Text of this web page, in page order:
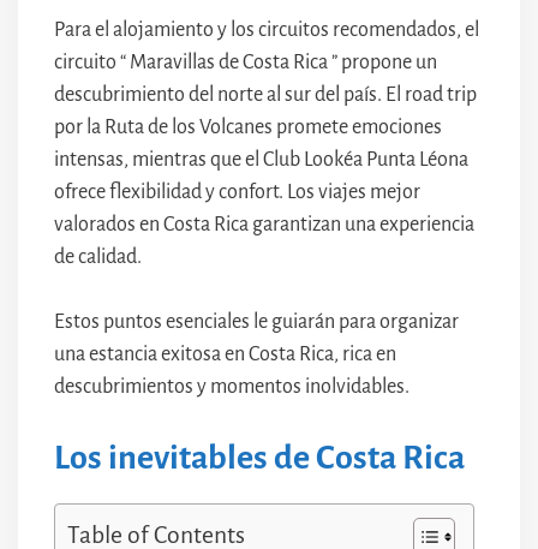
Para el alojamiento y los circuitos recomendados, el
circuito “ Maravillas de Costa Rica ” propone un
descubrimiento del norte al sur del país. El road trip
por la Ruta de los Volcanes promete emociones
intensas, mientras que el Club Lookéa Punta Léona
ofrece flexibilidad y confort. Los viajes mejor
valorados en Costa Rica garantizan una experiencia
de calidad.
Estos puntos esenciales le guiarán para organizar
una estancia exitosa en Costa Rica, rica en
descubrimientos y momentos inolvidables.
Los inevitables de Costa Rica
Table of Contents